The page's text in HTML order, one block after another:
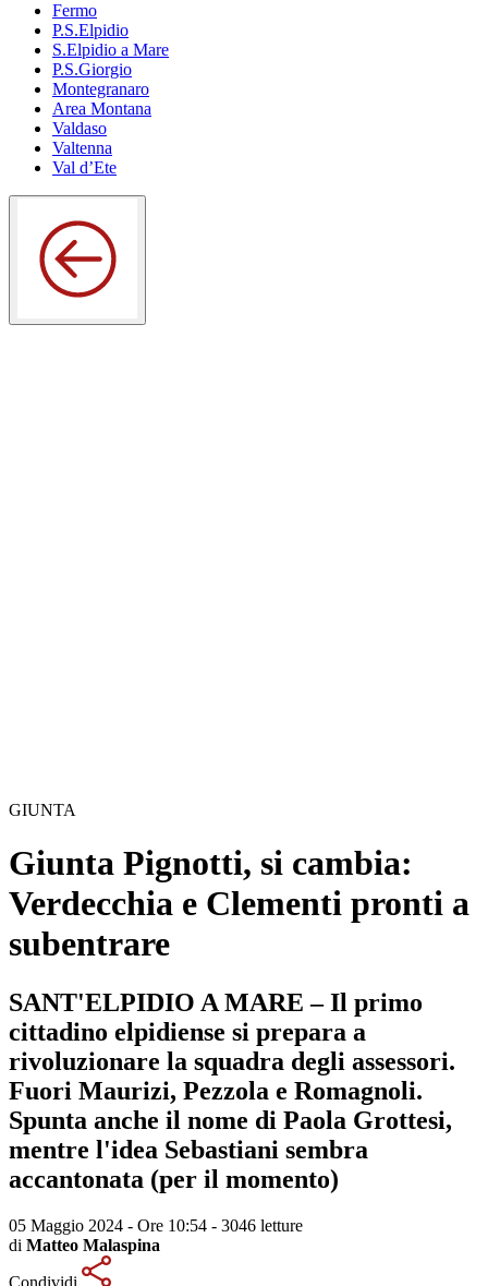
Fermo
P.S.Elpidio
S.Elpidio a Mare
P.S.Giorgio
Montegranaro
Area Montana
Valdaso
Valtenna
Val d’Ete
GIUNTA
Giunta Pignotti, si cambia:
Verdecchia e Clementi pronti a
subentrare
SANT'ELPIDIO A MARE – Il primo
cittadino elpidiense si prepara a
rivoluzionare la squadra degli assessori.
Fuori Maurizi, Pezzola e Romagnoli.
Spunta anche il nome di Paola Grottesi,
mentre l'idea Sebastiani sembra
accantonata (per il momento)
05 Maggio 2024 - Ore 10:54 - 3046 letture
di Matteo Malaspina
Condividi